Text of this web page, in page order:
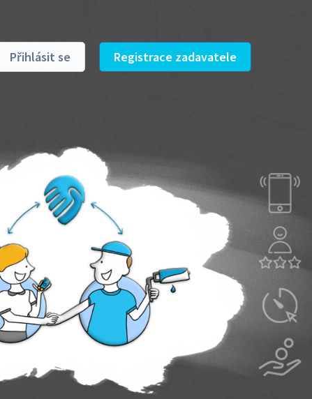
Přihlásit se Registrace zadavatele